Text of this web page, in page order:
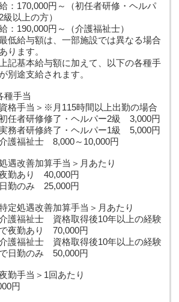
：170,000円～（初任者研修・ヘルパ
級以上の方）
：190,000円～（介護福祉士）
低給与額は、一部施設では異なる場合
ります。
記基本給与額に加えて、以下の各種手
別途支給されます。
種手当
格手当＞※月115時間以上出勤の場合
初任者研修修了・ヘルパー2級 3,000円
実務者研修終了・ヘルパー1級 5,000円
介護福祉士 8,000～10,000円
遇改善加算手当＞月あたり
夜勤あり 40,000円
日勤のみ 25,000円
定処遇改善加算手当＞月あたり
介護福祉士 資格取得後10年以上の経験
夜勤あり 70,000円
介護福祉士 資格取得後10年以上の経験
日勤のみ 50,000円
勤手当＞1回あたり
円